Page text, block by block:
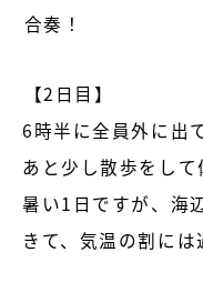
合奏！
【2日目】
6時半に全員外に出
あと少し散歩をし
暑い1日ですが、海
きて、気温の割には